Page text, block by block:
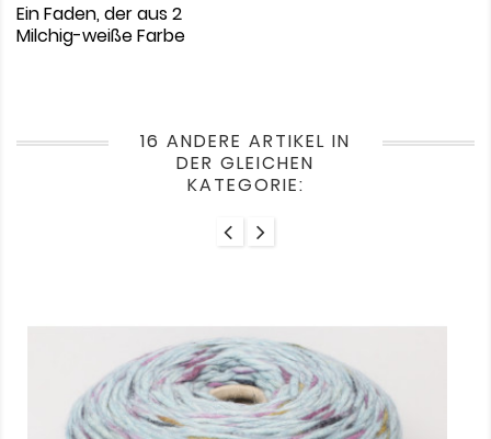
Ein Faden, der aus 2
Milchig-weiße Farbe
16 ANDERE ARTIKEL IN
DER GLEICHEN
KATEGORIE: